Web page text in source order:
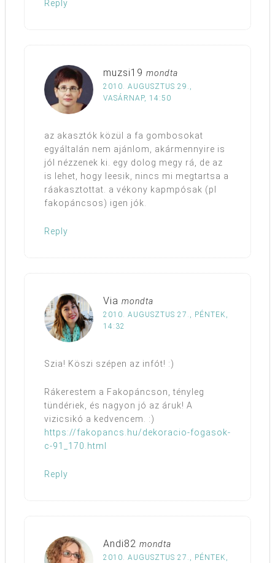
Reply
muzsi19 mondta
2010. AUGUSZTUS 29.,
VASÁRNAP, 14:50
az akasztók közül a fa gombosokat
egyáltalán nem ajánlom, akármennyire is
jól nézzenek ki. egy dolog megy rá, de az
is lehet, hogy leesik, nincs mi megtartsa a
ráakasztottat. a vékony kapmpósak (pl
fakopáncsos) igen jók.
Reply
Via mondta
2010. AUGUSZTUS 27., PÉNTEK,
14:32
Szia! Köszi szépen az infót! :)
Rákerestem a Fakopáncson, tényleg
tündériek, és nagyon jó az áruk! A
vizicsikó a kedvencem. :)
https://fakopancs.hu/dekoracio-fogasok-
c-91_170.html
Reply
Andi82 mondta
2010. AUGUSZTUS 27., PÉNTEK,